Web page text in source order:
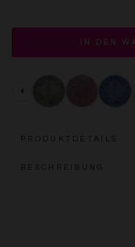
IN DEN
PRODUKTDETAILS
BESCHREIBUNG